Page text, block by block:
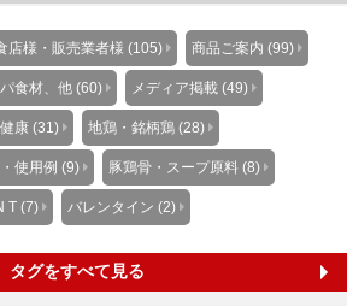
店様・販売業者様 (105) 商品ご案内 (99)
食材、他 (60) メディア掲載 (49)
健康 (31) 地鶏・銘柄鶏 (28)
使用例 (9) 豚鶏骨・スープ原料 (8)
T (7) バレンタイン (2)
タグをすべて見る